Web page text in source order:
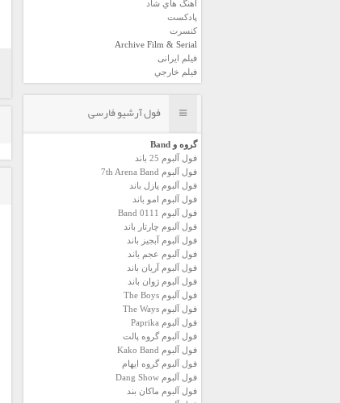
آهنگ هاي شاد
پادكست
كنسرت
Archive Film & Serial
فیلم ایرانی
فیلم خارجي
فول آرشیو فارسی
گروه و Band
فول آلبوم 25 باند
فول آلبوم 7th Arena Band
فول آلبوم پازل باند
فول آلبوم امو باند
فول آلبوم 0111 Band
فول آلبوم چارتار باند
فول آلبوم آبجيز باند
فول آلبوم عجم باند
فول آلبوم آريان باند
فول آلبوم ژوان باند
فول آلبوم The Boys
فول آلبوم The Ways
فول آلبوم Paprika
فول آلبوم گروه پالت
فول آلبوم Kako Band
فول آلبوم گروه ایهام
فول آلبوم Dang Show
فول آلبوم ماکان بند